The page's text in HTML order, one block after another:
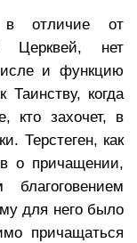
отличие от
Церквей, нет
и функцию
когда
кто захочет, в
Терстеген, как
о причащении,
для него было
причащаться